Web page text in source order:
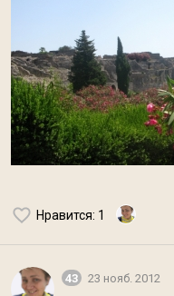
Нравится: 1
43 23 нояб. 2012